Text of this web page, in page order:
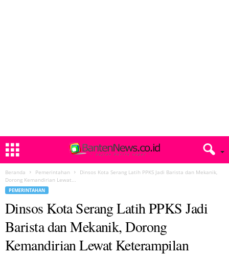
Beranda Pemerintahan
Dinsos Kota Serang Latih PPKS Jadi Barista dan Mekanik,
Dorong Kemandirian Lewat...
PEMERINTAHAN
Dinsos Kota Serang Latih PPKS Jadi
Barista dan Mekanik, Dorong
Kemandirian Lewat Keterampilan